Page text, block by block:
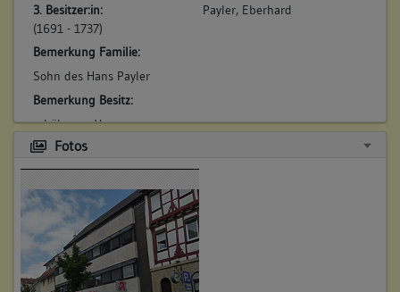
3. Besitzer:in:
(1691 - 1737)
Payler, Eberhard
Bemerkung Familie:
Sohn des Hans Payler
Bemerkung Besitz:
erhält vom Vater
Beschreibung:
Ratsherr
Betroffene Gebäudeteile:
keine
Fotos